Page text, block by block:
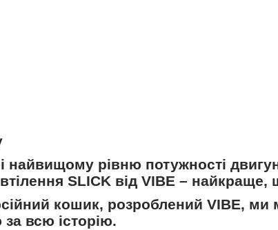
найвищому рівню потужності
SLICK від VIBE –
кошик, розроблений VIBE, ми
всю історію.